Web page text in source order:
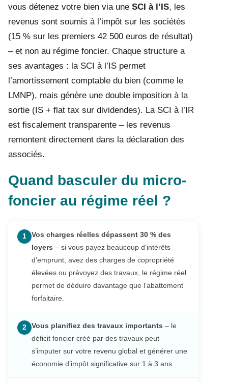
vous détenez votre bien via une SCI à l’IS, les
revenus sont soumis à l’impôt sur les sociétés
(15 % sur les premiers 42 500 euros de résultat)
– et non au régime foncier. Chaque structure a
ses avantages : la SCI à l’IS permet
l’amortissement comptable du bien (comme le
LMNP), mais génère une double imposition à la
sortie (IS + flat tax sur dividendes). La SCI à l’IR
est fiscalement transparente – les revenus
remontent directement dans la déclaration des
associés.
Quand basculer du micro-
foncier au régime réel ?
1
Vos charges réelles dépassent 30 % des
loyers – si vous payez beaucoup d’intérêts
d’emprunt, avez des charges de copropriété
élevées ou prévoyez des travaux, le régime réel
permet de déduire davantage que l’abattement
forfaitaire.
2 Vous planifiez des travaux importants – le
déficit foncier créé par des travaux peut
s’imputer sur votre revenu global et générer une
économie d’impôt significative sur 1 à 3 ans.